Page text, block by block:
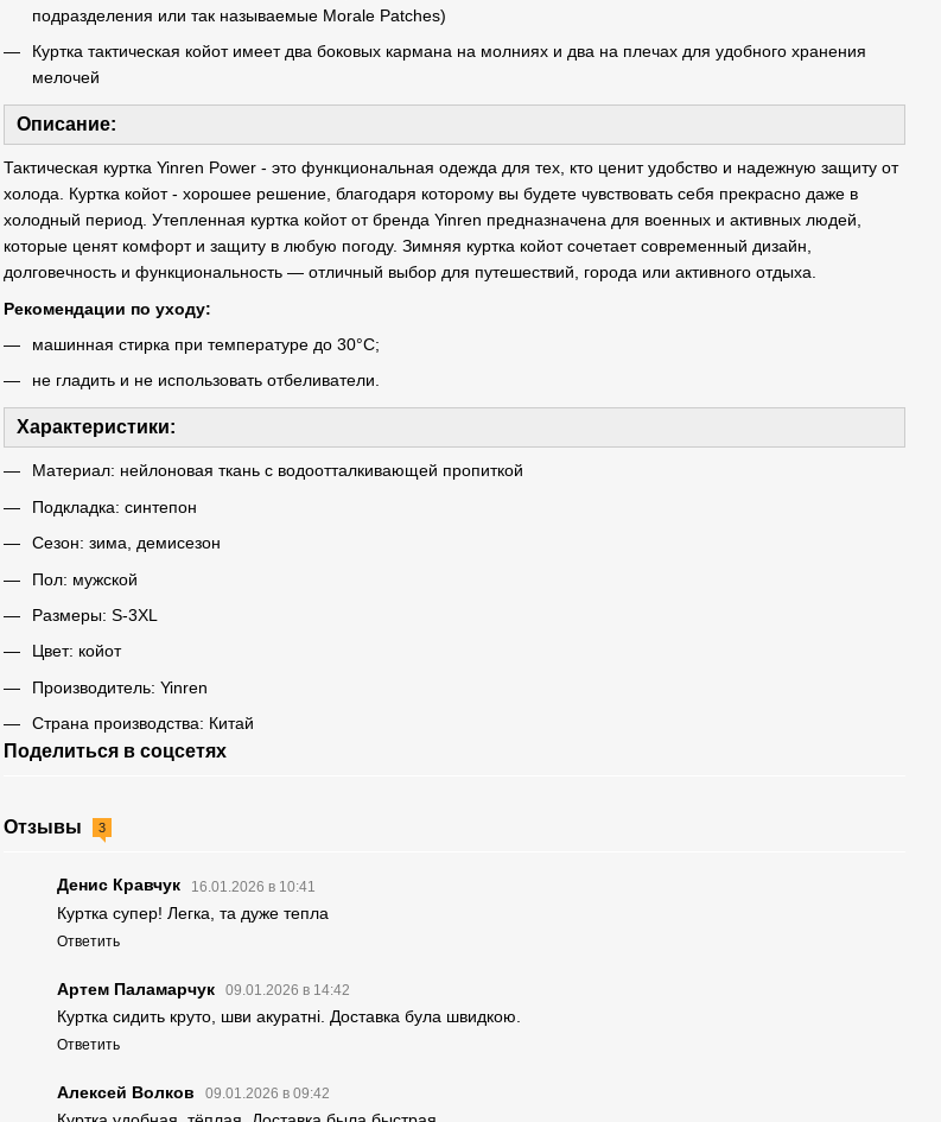
подразделения или так называемые Morale Patches)
Куртка тактическая койот имеет два боковых кармана на молниях и два на плечах для удобного хранения
мелочей
Описание:
Тактическая куртка Yinren Power - это функциональная одежда для тех, кто ценит удобство и надежную защиту от
холода. Куртка койот - хорошее решение, благодаря которому вы будете чувствовать себя прекрасно даже в
холодный период. Утепленная куртка койот от бренда Yinren предназначена для военных и активных людей,
которые ценят комфорт и защиту в любую погоду. Зимняя куртка койот сочетает современный дизайн,
долговечность и функциональность — отличный выбор для путешествий, города или активного отдыха.
Рекомендации по уходу:
машинная стирка при температуре до 30°С;
не гладить и не использовать отбеливатели.
Характеристики:
Материал: нейлоновая ткань с водоотталкивающей пропиткой
Подкладка: синтепон
Сезон: зима, демисезон
Пол: мужской
Размеры: S-3XL
Цвет: койот
Производитель: Yinren
Страна производства: Китай
Поделиться в соцсетях
Отзывы 3
Денис Кравчук 16.01.2026 в 10:41
Куртка супер! Легка, та дуже тепла
Ответить
Артем Паламарчук 09.01.2026 в 14:42
Куртка сидить круто, шви акуратні. Доставка була швидкою.
Ответить
Алексей Волков 09.01.2026 в 09:42